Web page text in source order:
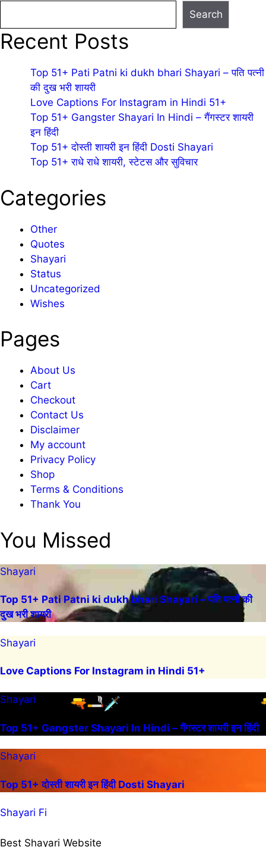
Search
Recent Posts
Top 51+ Pati Patni ki dukh bhari Shayari – पति पत्नी
की दुख भरी शायरी
Love Captions For Instagram in Hindi 51+
Top 51+ Gangster Shayari In Hindi – गैंगस्टर शायरी
इन हिंदी
Top 51+ दोस्ती शायरी इन हिंदी Dosti Shayari
Top 51+ राधे राधे शायरी, स्टेटस और सुविचार
Categories
Other
Quotes
Shayari
Status
Uncategorized
Wishes
Pages
About Us
Cart
Checkout
Contact Us
Disclaimer
My account
Privacy Policy
Shop
Terms & Conditions
Thank You
You Missed
Shayari
Top 51+ Pati Patni ki dukh bhari Shayari – पति पत्नी की
दुख भरी शायरी
Shayari
Love Captions For Instagram in Hindi 51+
Shayari
Top 51+ Gangster Shayari In Hindi – गैंगस्टर शायरी इन हिंदी
Shayari
Top 51+ दोस्ती शायरी इन हिंदी Dosti Shayari
Shayari Fi
Best Shayari Website